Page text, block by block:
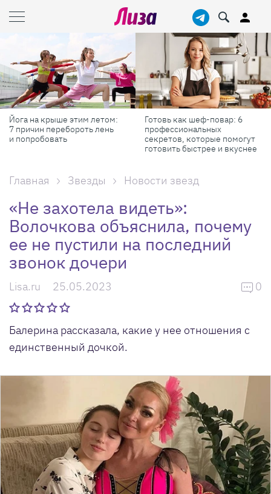
Йога на крыше этим летом:
7 причин перебороть лень
и попробовать
Готовь как шеф-повар: 6
профессиональных
секретов, которые помогут
готовить быстрее и вкуснее
Главная Звезды Новости звезд
«Не захотела видеть»:
Волочкова объяснила, почему
ее не пустили на последний
звонок дочери
Lisa.ru 25.05.2023 0
Балерина рассказала, какие у нее отношения с
единственный дочкой.